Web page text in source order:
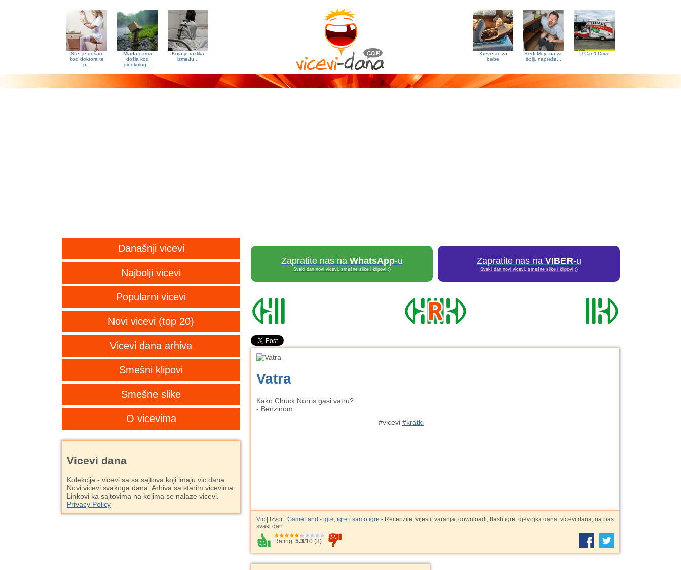
Štef je došao
kod doktora te
p...
Mlada dama
došla kod
ginekolog...
Koja je razlika
između...
U-Can’t Drive
Sedi Mujo na wc
šolji, napreže...
Krevetac za
bebe
Današnji vicevi
Najbolji vicevi
Popularni vicevi
Novi vicevi (top 20)
Vicevi dana arhiva
Smešni klipovi
Smešne slike
O vicevima
Zapratite nas na WhatsApp-u
Svaki dan novi vicevi, smešne slike i klipovi :)
Zapratite nas na VIBER-u
Svaki dan novi vicevi, smešne slike i klipovi :)
Vatra
Kako Chuck Norris gasi vatru?
- Benzinom.
#vicevi #kratki
Vic | Izvor : GameLand - igre, igre i samo igre - Recenzije, vijesti, varanja, downloadi, flash igre, djevojka dana, vicevi dana, na bas
svaki dan
Rating: 5.3/10 (3)
Vicevi dana
Kolekcija - vicevi sa sa sajtova koji imaju vic dana.
Novi vicevi svakoga dana. Arhiva sa starim vicevima.
Linkovi ka sajtovima na kojima se nalaze vicevi.
Privacy Policy